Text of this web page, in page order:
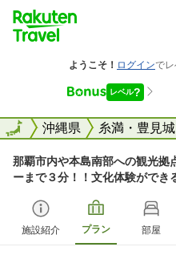
全国沖縄県 糸満・豊見
全国
那覇市内や本島南部への観光拠
ーまで３分！！文化体験ができ
施設紹介 プラン 部屋